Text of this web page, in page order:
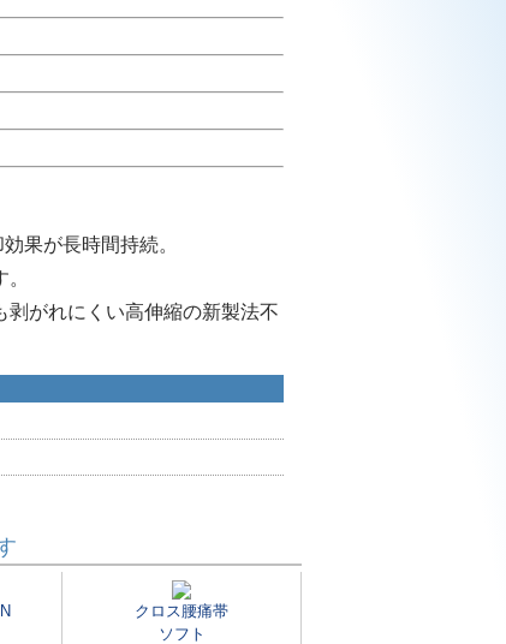
果が長時間持続。
がれにくい高伸縮の新製法不
クロス腰痛帯
ソフト